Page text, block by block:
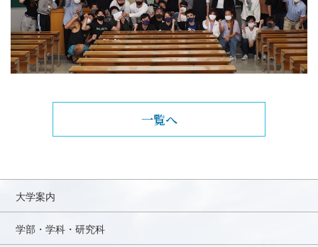
一覧へ
大学案内
学部・学科・研究科